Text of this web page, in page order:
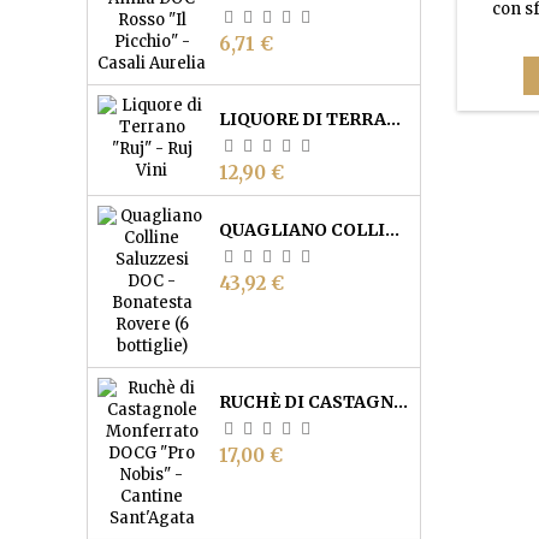
Prezzo
6,71 €
LIQUORE DI TERRANO "RUJ" - RUJ VINI
Prezzo
12,90 €
QUAGLIANO COLLINE SALUZZESI DOC 2023 - BONATESTA ROVERE (6 BOTTIGLIE)
Prezzo
43,92 €
RUCHÈ DI CASTAGNOLE MONFERRATO DOCG "'NA VOTA" - CANTINE SANT'AGATA
Prezzo
17,00 €
con
bassa